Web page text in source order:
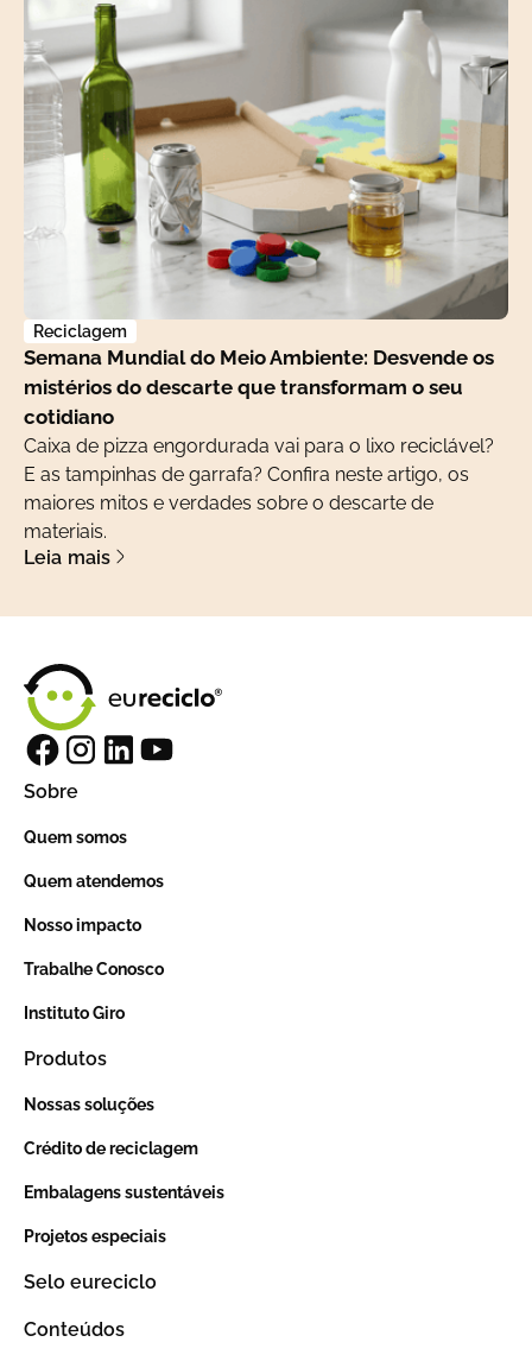
Reciclagem
Semana Mundial do Meio Ambiente: Desvende os
mistérios do descarte que transformam o seu
cotidiano
Caixa de pizza engordurada vai para o lixo reciclável?
E as tampinhas de garrafa? Confira neste artigo, os
maiores mitos e verdades sobre o descarte de
materiais.
Leia mais
Sobre
Quem somos
Quem atendemos
Nosso impacto
Trabalhe Conosco
Instituto Giro
Produtos
Nossas soluções
Crédito de reciclagem
Embalagens sustentáveis
Projetos especiais
Selo eureciclo
Conteúdos